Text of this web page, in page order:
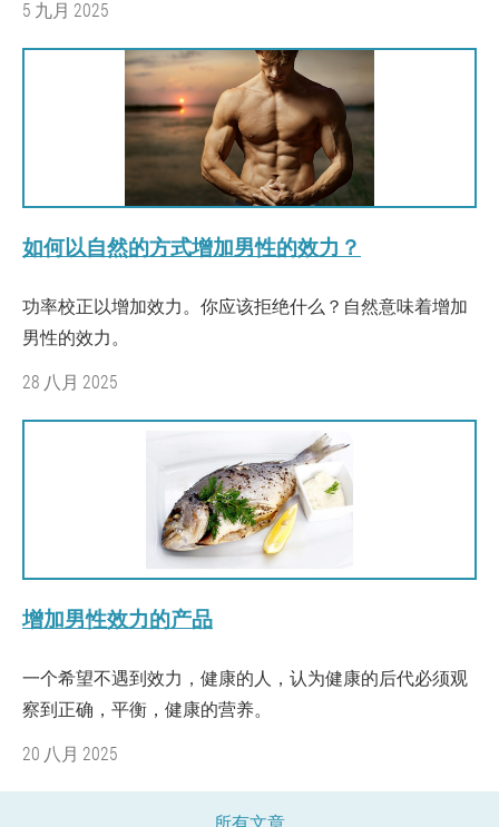
5 九月 2025
如何以自然的方式增加男性的效力？
功率校正以增加效力。你应该拒绝什么？自然意味着增加
男性的效力。
28 八月 2025
增加男性效力的产品
一个希望不遇到效力，健康的人，认为健康的后代必须观
察到正确，平衡，健康的营养。
20 八月 2025
所有文章